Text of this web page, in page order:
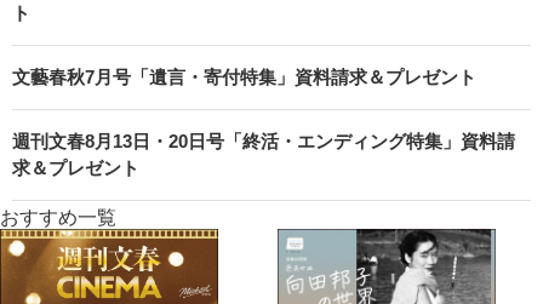
ト
文藝春秋7月号「遺言・寄付特集」資料請求＆プレゼント
週刊文春8月13日・20日号「終活・エンディング特集」資料請
求＆プレゼント
おすすめ一覧